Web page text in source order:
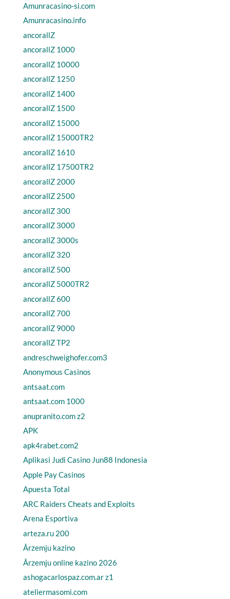
Amunracasino-si.com
Amunracasino.info
ancorallZ
ancorallZ 1000
ancorallZ 10000
ancorallZ 1250
ancorallZ 1400
ancorallZ 1500
ancorallZ 15000
ancorallZ 15000TR2
ancorallZ 1610
ancorallZ 17500TR2
ancorallZ 2000
ancorallZ 2500
ancorallZ 300
ancorallZ 3000
ancorallZ 3000s
ancorallZ 320
ancorallZ 500
ancorallZ 5000TR2
ancorallZ 600
ancorallZ 700
ancorallZ 9000
ancorallZ TP2
andreschweighofer.com3
Anonymous Casinos
antsaat.com
antsaat.com 1000
anupranito.com z2
APK
apk4rabet.com2
Aplikasi Judi Casino Jun88 Indonesia
Apple Pay Casinos
Apuesta Total
ARC Raiders Cheats and Exploits
Arena Esportiva
arteza.ru 200
Ārzemju kazino
Ārzemju online kazino 2026
ashogacarlospaz.com.ar z1
ateliermasomi.com